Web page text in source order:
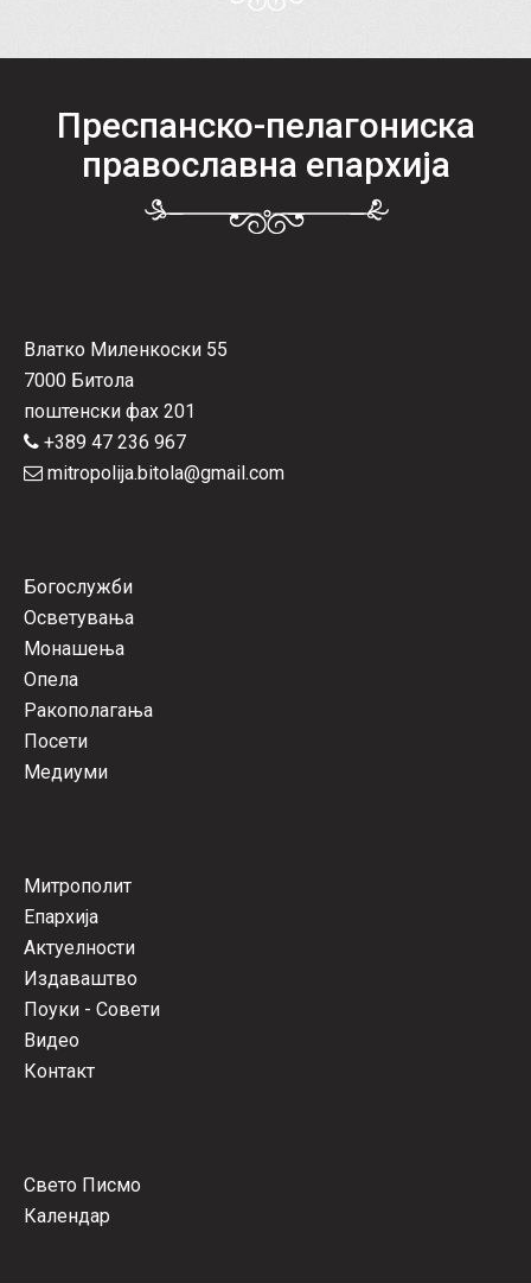
Преспанско-пелагониска
православна епархија
Влатко Миленкоски 55
7000 Битола
поштенски фах 201
+389 47 236 967
mitropolija.bitola@gmail.com
Богослужби
Осветувања
Монашења
Опела
Ракополагања
Посети
Медиуми
Митрополит
Епархија
Актуелности
Издаваштво
Поуки - Совети
Видео
Контакт
Свето Писмо
Календар